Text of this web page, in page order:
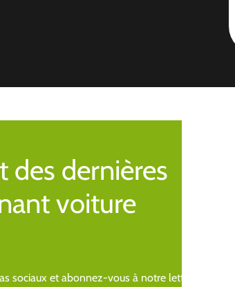
des dernières
voiture
sociaux et abonnez-vous à notre lettre